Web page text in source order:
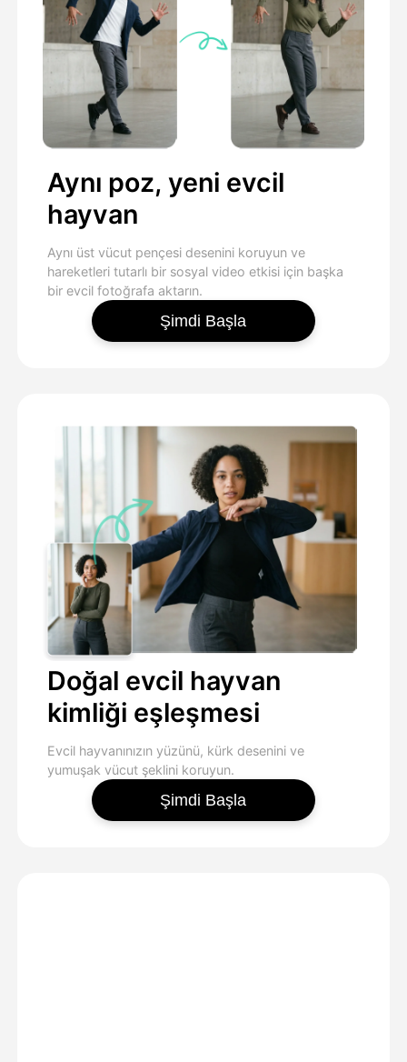
Aynı poz, yeni evcil
hayvan
Aynı üst vücut pençesi desenini koruyun ve
hareketleri tutarlı bir sosyal video etkisi için başka
bir evcil fotoğrafa aktarın.
Şimdi Başla
Doğal evcil hayvan
kimliği eşleşmesi
Evcil hayvanınızın yüzünü, kürk desenini ve
yumuşak vücut şeklini koruyun.
Şimdi Başla